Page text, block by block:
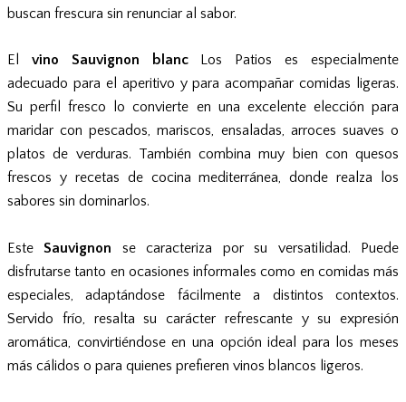
buscan frescura sin renunciar al sabor.
El vino Sauvignon blancLos Patios es especialmente
adecuado para el aperitivo y para acompañar comidas ligeras.
Su perfil fresco lo convierte en una excelente elección para
maridar con pescados, mariscos, ensaladas, arroces suaves o
platos de verduras. También combina muy bien con quesos
frescos y recetas de cocina mediterránea, donde realza los
sabores sin dominarlos.
EsteSauvignon se caracteriza por su versatilidad. Puede
disfrutarse tanto en ocasiones informales como en comidas más
especiales, adaptándose fácilmente a distintos contextos.
Servido frío, resalta su carácter refrescante y su expresión
aromática, convirtiéndose en una opción ideal para los meses
más cálidos o para quienes prefieren vinos blancos ligeros.